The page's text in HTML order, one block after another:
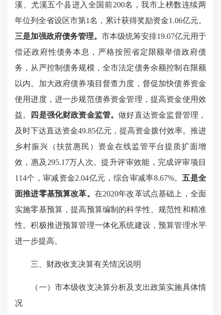
溪、尤溪五个县进入全国前200名，我市上榜数连续两
年位列全省设区市第1名，累计获得奖励资金1.06亿元。
三是加强政府债务管理。 市本级统筹安排19.07亿元用于
偿还政府性债务本息，严格按照省定限额举借政府债
务，从严控制债务规模，全市法定债务余额控制在限额
以内。加大政府债券项目督查力度，督促加快债券资金
使用进度，进一步规范债券资金管理，提高资金使用效
益。
四是强化财政资金监管。做好直达资金监督管理，
及时下达直达资金49.85亿元，提高资金拨付效率。推进
乡村振兴（扶贫惠民）资金在线监管平台提质扩面增
效，惠及295.17万人次。提升评审效能，完成评审项目
114个，审减资金2.04亿元，综合审减率8.67%。 五是全
面推进零基预算改革。 在2020年改革试点基础上，全面
实施零基预算，提高预算编制的科学性、规范性和精准
性。积极推进预算管理一体化系统建设，预算管理水平
进一步提高。
三、财政收支决算有关情况说明
（一）市本级收支决算分析及支出政策实施具体情
况